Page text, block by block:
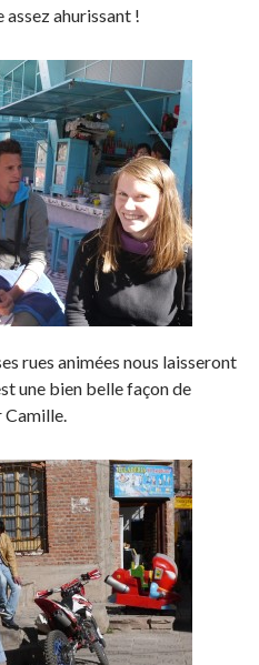
assez ahurissant !
rues animées nous laisseront
une bien belle façon de